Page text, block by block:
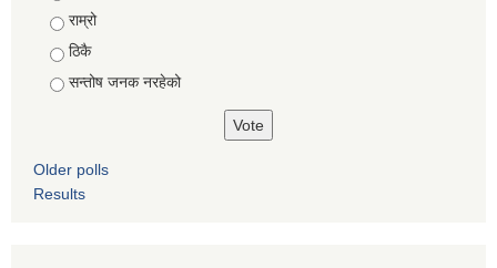
राम्रो
ठिकै
सन्तोष जनक नरहेको
Older polls
Results